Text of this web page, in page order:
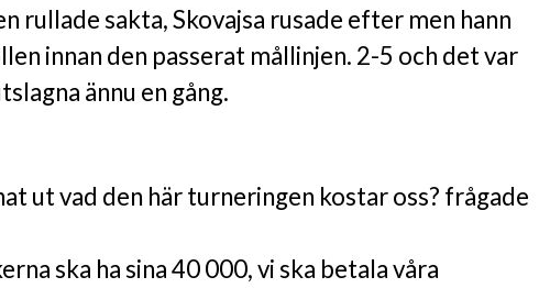
rullade sakta, Skovajsa rusade efter men hann
innan den passerat mållinjen. 2-5 och det var
ännu en gång.
ut vad den här turneringen kostar oss? frågade
ska ha sina 40 000, vi ska betala våra